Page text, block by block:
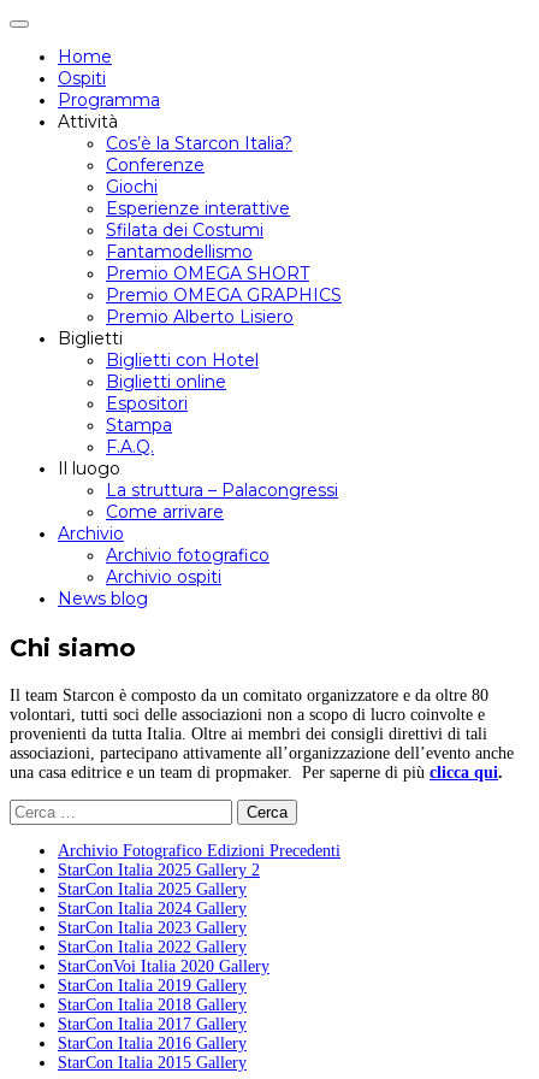
Attiva/disattiva
navigazione
Home
Ospiti
Programma
Attività
Cos’è la Starcon Italia?
Conferenze
Giochi
Esperienze interattive
Sfilata dei Costumi
Fantamodellismo
Premio OMEGA SHORT
Premio OMEGA GRAPHICS
Premio Alberto Lisiero
Biglietti
Biglietti con Hotel
Biglietti online
Espositori
Stampa
F.A.Q.
Il luogo
La struttura – Palacongressi
Come arrivare
Archivio
Archivio fotografico
Archivio ospiti
News blog
Chi siamo
Il team Starcon è composto da un comitato organizzatore e da oltre 80
volontari, tutti soci delle associazioni non a scopo di lucro coinvolte e
provenienti da tutta Italia. Oltre ai membri dei consigli direttivi di tali
associazioni, partecipano attivamente all’organizzazione dell’evento anche
una casa editrice e un team di propmaker. Per saperne di più clicca qui.
Ricerca
per:
Archivio Fotografico Edizioni Precedenti
StarCon Italia 2025 Gallery 2
StarCon Italia 2025 Gallery
StarCon Italia 2024 Gallery
StarCon Italia 2023 Gallery
StarCon Italia 2022 Gallery
StarConVoi Italia 2020 Gallery
StarCon Italia 2019 Gallery
StarCon Italia 2018 Gallery
StarCon Italia 2017 Gallery
StarCon Italia 2016 Gallery
StarCon Italia 2015 Gallery